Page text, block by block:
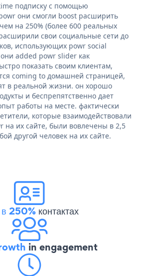
подписку с помощью
они смогли boost расширить
на 250% (более 600 реальных
свои социальные сети до
использующих powr social
added powr slider как
показать своим клиентам,
coming to домашней страницей,
в реальной жизни. он хорошо
и беспрепятственно дает
работы на месте. фактически
которые взаимодействовали
их сайте, были вовлечены в 2,5
другой человек на их сайте.
в 250%контактах
in engagement